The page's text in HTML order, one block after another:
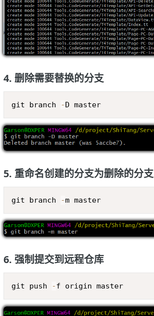
4. 删除需要替换的分支
git branch -D master
5. 重命名创建的分支为删除的分支
git branch -m master
6. 强制提交到远程仓库
git push -f origin master